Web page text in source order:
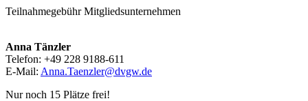
Teilnahmegebühr Mitgliedsunternehmen
Anna Tänzler
Telefon: +49 228 9188-611
E-Mail: Anna.Taenzler@dvgw.de
Nur noch 15 Plätze frei!